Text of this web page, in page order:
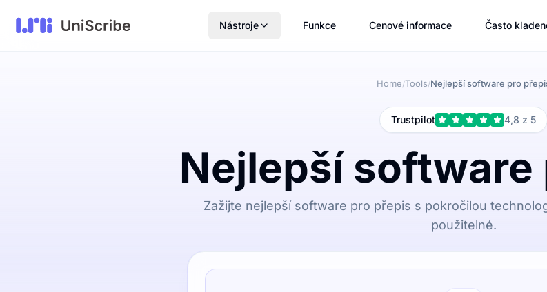
Nástroje Funkce Cenové informace Často
Home/Tools/Nejlepší software pro
Trustpilot 4,8 z 5
Nejlepší software
Zažijte nejlepší software pro přepis s pokročilou
použitelné.